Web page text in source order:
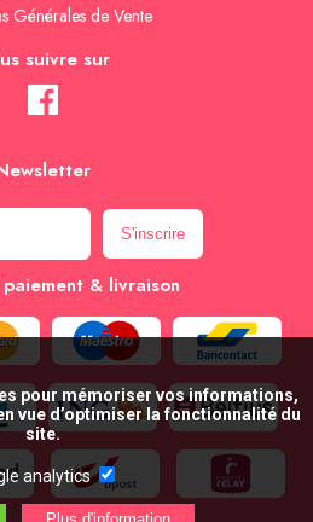
Générales de Vente
suivre sur
& livraison
pour mémoriser vos informations,
vue d’optimiser la fonctionnalité du
site.
analytics